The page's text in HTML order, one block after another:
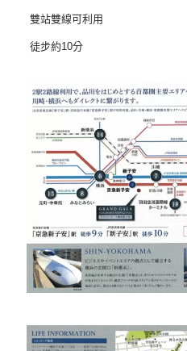
雙站雙線可利用
徒步約10分